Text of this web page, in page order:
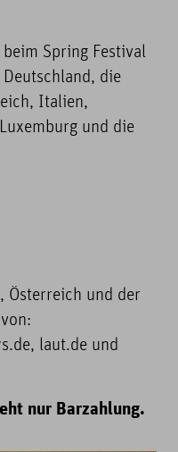
Spring Festival
die
Italien,
und die
Österreich und der
laut.de und
nur Barzahlung.